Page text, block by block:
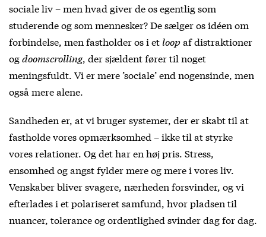
sociale liv – men hvad giver de os egentlig som
studerende og som mennesker? De sælger os idéen om
forbindelse, men fastholder os i et loop af distraktioner
ogdoomscrolling, der sjældent fører til noget
meningsfuldt. Vi er mere ’sociale’ end nogensinde, men
også mere alene.
Sandheden er, at vi bruger systemer, der er skabt til at
fastholde vores opmærksomhed – ikke til at styrke
vores relationer. Og det har en høj pris. Stress,
ensomhed og angst fylder mere og mere i vores liv.
Venskaber bliver svagere, nærheden forsvinder, og vi
efterlades i et polariseret samfund, hvor pladsen til
nuancer, tolerance og ordentlighed svinder dag for dag.